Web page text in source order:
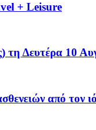
+ Leisure
τη Δευτέρα 10
από τον